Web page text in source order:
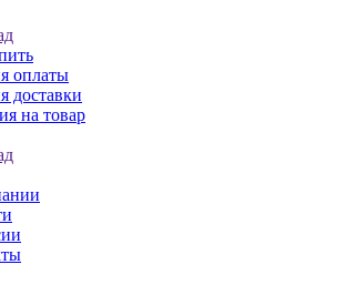
оплаты
доставки
на товар